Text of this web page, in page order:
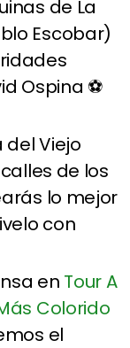
de La
Escobar)
Ospina ⚽
Viejo
de los
lo mejor
con
en Tour A
Colorido
el